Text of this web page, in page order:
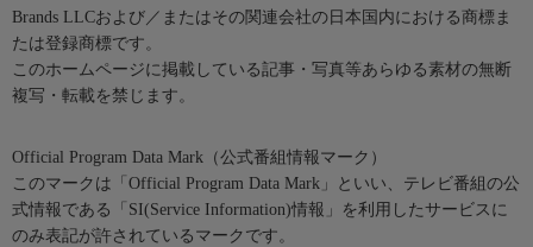
Brands LLCおよび／またはその関連会社の日本国内における商標ま
たは登録商標です。
このホームページに掲載している記事・写真等あらゆる素材の無断
複写・転載を禁じます。
Official Program Data Mark（公式番組情報マーク）
このマークは「Official Program Data Mark」といい、テレビ番組の公
式情報である「SI(Service Information)情報」を利用したサービスに
のみ表記が許されているマークです。